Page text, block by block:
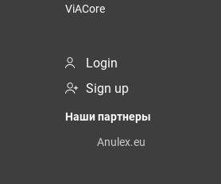
ViACore
Login
Sign up
Наши партнеры
Anulex.eu